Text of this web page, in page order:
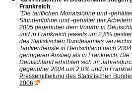
Frankreich
"Die tariflichen Monatslöhne und -
Stundenlöhne und -gehälter der
2005 gegenüber dem Vorjahr in
und in Frankreich jeweils um 2,8%
des Statistischen Bundesamtes
Tarifverdienste in Deutschland nach
geringeren Anstieg als in Frankreich.
Deutschland erhöhten sich im
gegenüber 2004 um 2,0% und in
Pressemitteilung des Statistischen
2006